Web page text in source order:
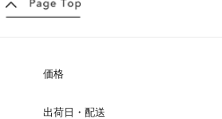
価格
出荷日・配送